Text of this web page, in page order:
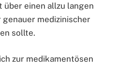
über einen allzu langen
medizinischer
sollte.
zur medikamentösen